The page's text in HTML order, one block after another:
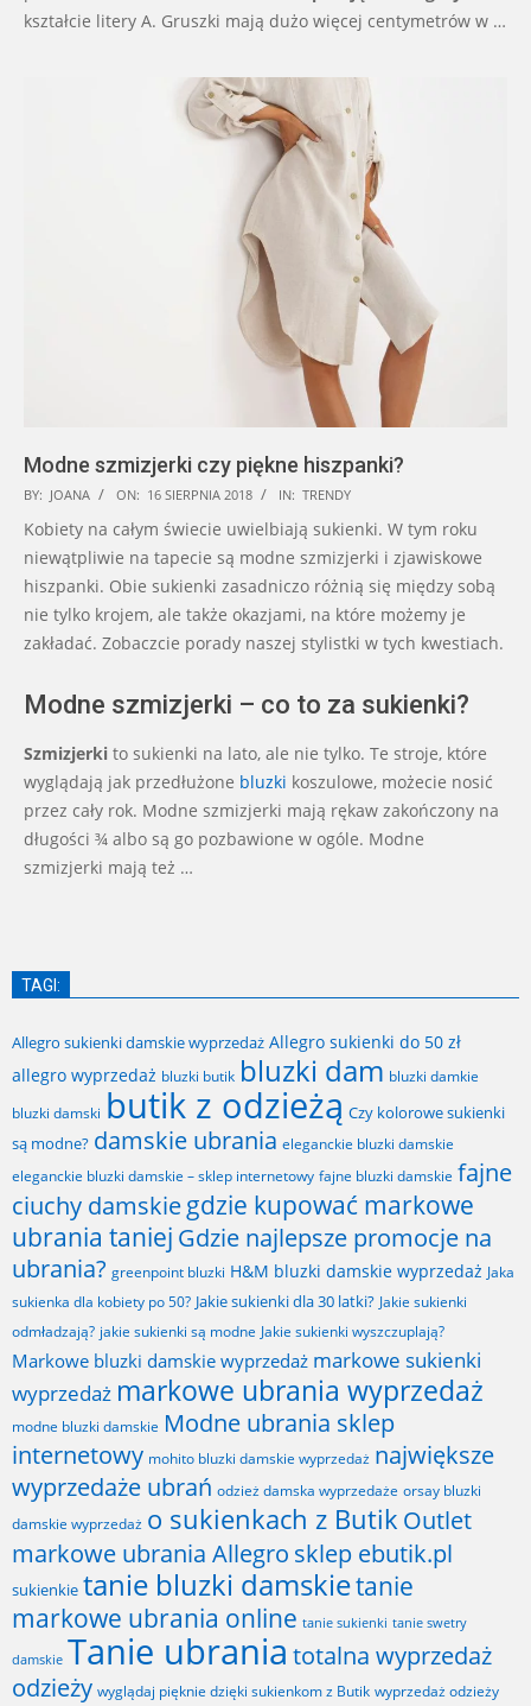
kształcie litery A. Gruszki mają dużo więcej centymetrów w …
Modne szmizjerki czy piękne hiszpanki?
2018-
08-
16
BY: JOANA ON: 16 SIERPNIA 2018 IN: TRENDY
Kobiety na całym świecie uwielbiają sukienki. W tym roku
niewątpliwie na tapecie są modne szmizjerki i zjawiskowe
hiszpanki. Obie sukienki zasadniczo różnią się między sobą
nie tylko krojem, ale także okazjami, na które możemy je
zakładać. Zobaczcie porady naszej stylistki w tych kwestiach.
Modne szmizjerki – co to za sukienki?
Szmizjerki to sukienki na lato, ale nie tylko. Te stroje, które
wyglądają jak przedłużone bluzki koszulowe, możecie nosić
przez cały rok. Modne szmizjerki mają rękaw zakończony na
długości ¾ albo są go pozbawione w ogóle. Modne
szmizjerki mają też …
TAGI:
Allegro sukienki damskie wyprzedaż Allegro sukienki do 50 zł
allegro wyprzedaż bluzki butik bluzki dam bluzki damkie
bluzki damski butik z odzieżą Czy kolorowe sukienki
są modne? damskie ubrania eleganckie bluzki damskie
eleganckie bluzki damskie – sklep internetowy fajne bluzki damskie fajne
ciuchy damskiegdzie kupować markowe
ubrania taniej Gdzie najlepsze promocje na
ubrania? greenpoint bluzki H&M bluzki damskie wyprzedaż Jaka
sukienka dla kobiety po 50? Jakie sukienki dla 30 latki? Jakie sukienki
odmładzają? jakie sukienki są modne Jakie sukienki wyszczuplają?
Markowe bluzki damskie wyprzedaż markowe sukienki
wyprzedaż markowe ubrania wyprzedaż
modne bluzki damskie Modne ubrania sklep
internetowy mohito bluzki damskie wyprzedaż największe
wyprzedaże ubrań odzież damska wyprzedaże orsay bluzki
damskie wyprzedaż o sukienkach z Butik Outlet
markowe ubrania Allegro sklep ebutik.pl
sukienkie tanie bluzki damskietanie
markowe ubrania online tanie sukienki tanie swetry
damskie Tanie ubrania totalna wyprzedaż
odzieży wyglądaj pięknie dzięki sukienkom z Butik wyprzedaż odzieży